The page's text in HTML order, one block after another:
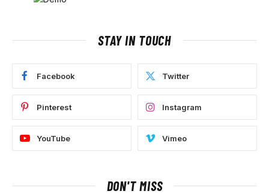
STAY IN TOUCH
Facebook Twitter
Pinterest Instagram
YouTube Vimeo
DON'T MISS